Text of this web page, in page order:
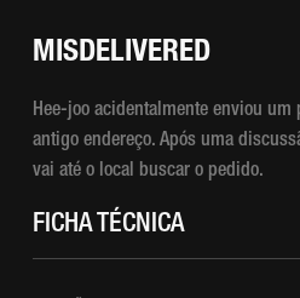
MISDELIVERED
Hee-joo acidentalmente enviou um
antigo endereço. Após uma
vai até o local buscar o pedido.
FICHA TÉCNICA